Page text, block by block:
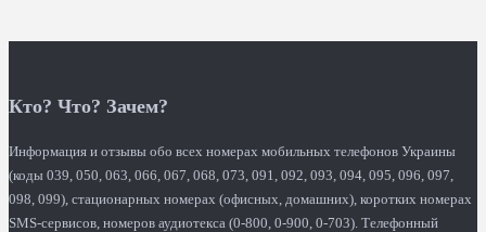
Кто? Что? Зачем?
Информация и отзывы обо всех номерах мобильных телефонов Украины
(коды 039, 050, 063, 066, 067, 068, 073, 091, 092, 093, 094, 095, 096, 097,
098, 099), стационарных номерах (офисных, домашних), коротких номерах
SMS-сервисов, номеров аудиотекса (0-800, 0-900, 0-703). Телефонный